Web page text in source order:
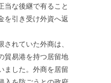
当な後継で有ること
を引き受け外資へ返
れていた外商は、
貿易港を持つ居留地
ました。外商を居留